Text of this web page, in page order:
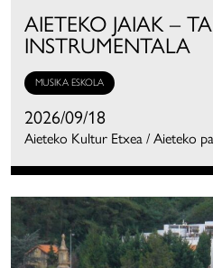
AIETEKO JAIAK –
INSTRUMENTALA
MUSIKA ESKOLA
2026/09/18
Aieteko Kultur Etxea / Aieteko